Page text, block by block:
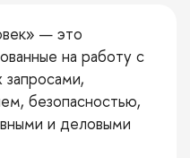
— это
на работу с
безопасностью,
и деловыми